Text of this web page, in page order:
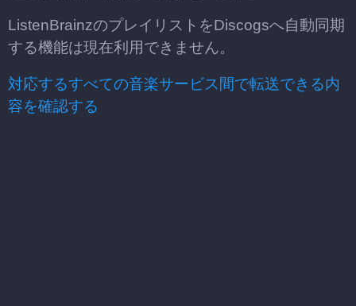
ListenBrainzのプレイリストをDiscogsへ自動同期
する機能は現在利用できません。
対応するすべての音楽サービス間で転送できる内
容を確認する